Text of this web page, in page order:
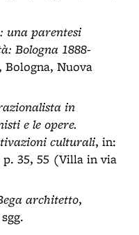
una parentesi
Bologna 1888-
Bologna, Nuova
in
e le opere.
culturali, in:
35, 55 (Villa in via
architetto,